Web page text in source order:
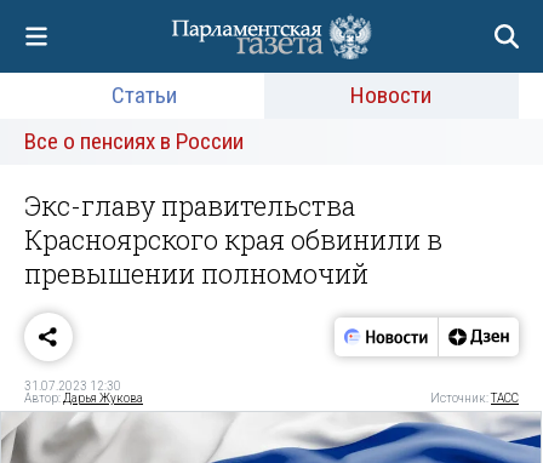
Статьи
Новости
Все о пенсиях в России
Экс-главу правительства
Красноярского края обвинили в
превышении полномочий
31.07.2023 12:30
Автор: Дарья Жукова Источник:ТАСС